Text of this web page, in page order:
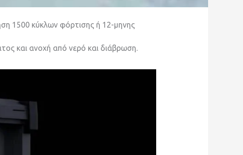
1500 κύκλων φόρτισης ή 12-μηνης
και ανοχή από νερό και διάβρωση.